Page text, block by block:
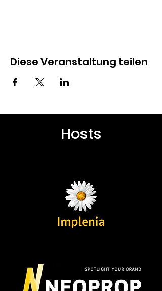
Diese Veranstaltung teilen
Hosts